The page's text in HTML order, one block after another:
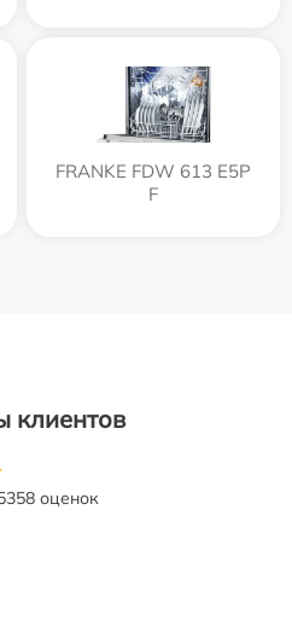
FRANKE FDW 613 E5P
F
клиентов
оценок